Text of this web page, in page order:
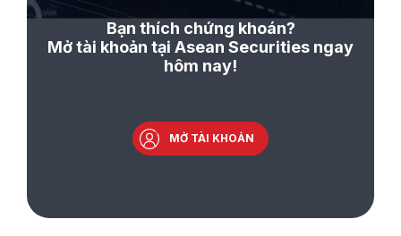
Bạn thích chứng khoán?
Mở tài khoản tại Asean Securities ngay
hôm nay!
MỞ TÀI KHOẢN